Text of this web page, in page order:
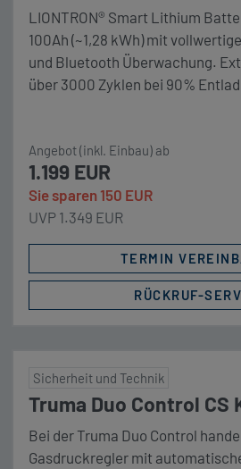
LIONTRON® Smart Lithium
100Ah (~1,28 kWh) mit
und Bluetooth Überwachung.
über 3000 Zyklen bei 90%
Smart BMS mit Bluetooth
Komplettmontage (nur Bei
Batteriefach unter Fahrer-/
alternative) Die […]
Angebot (inkl. Einbau) ab
1.199 EUR
Sie sparen 150 EUR
UVP 1.349 EUR
TERMIN
RÜCKRUF-
Sicherheit und Technik
Truma Duo Control
Bei der Truma Duo Control
Gasdruckregler mit